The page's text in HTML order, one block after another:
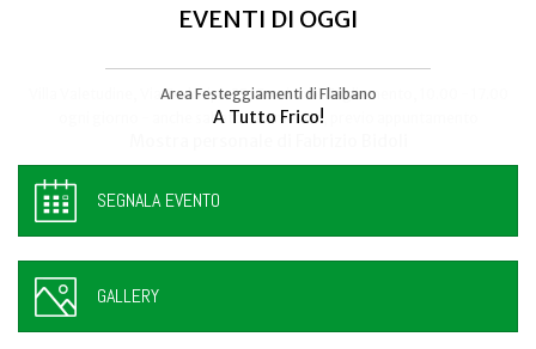
EVENTI DI OGGI
Area Festeggiamenti di Flaibano
A Tutto Frico!
Talmassons
FestInPiazza
SEGNALA EVENTO
GALLERY